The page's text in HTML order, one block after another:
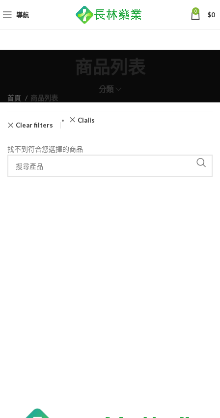
導航 0 $0
商品列表
分類
首頁 商品列表
Clear filters
Cialis
找不到符合您選擇的商品